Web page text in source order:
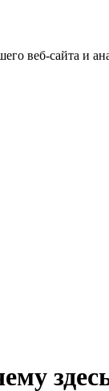
веб-сайта и